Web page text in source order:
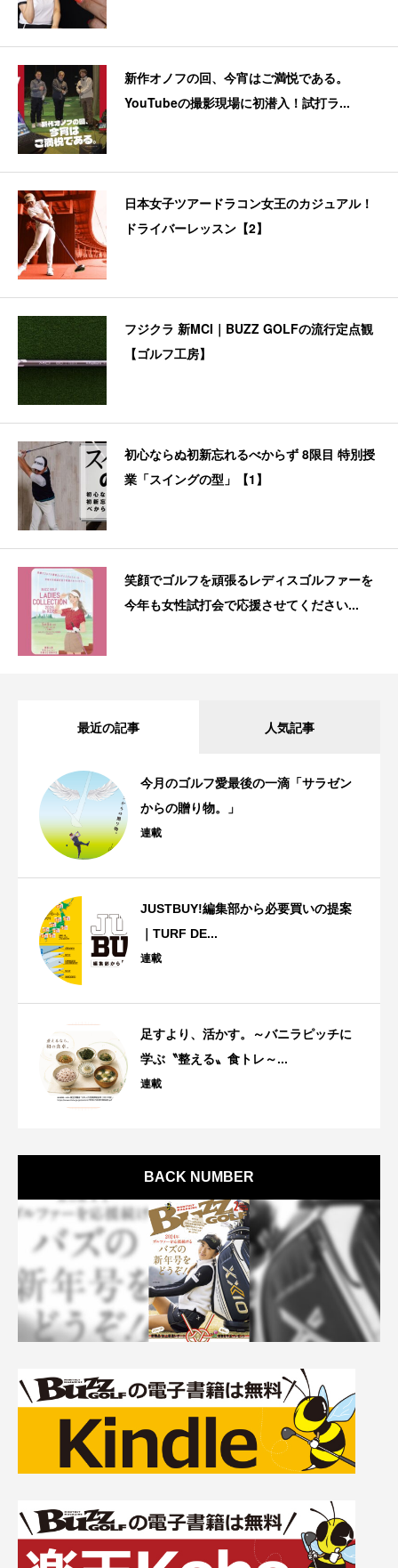
新作オノフの回、今宵はご満悦である。
YouTubeの撮影現場に初潜入！試打ラ...
日本女子ツアードラコン女王のカジュアル！
ドライバーレッスン【2】
フジクラ 新MCI｜BUZZ GOLFの流行定点観
【ゴルフ工房】
初心ならぬ初新忘れるべからず 8限目 特別授
業「スイングの型」【1】
笑顔でゴルフを頑張るレディスゴルファーを
今年も女性試打会で応援させてください...
最近の記事 人気記事
今月のゴルフ愛最後の一滴「サラゼン
からの贈り物。」
連載
JUSTBUY!編集部から必要買いの提案
｜TURF DE...
連載
足すより、活かす。～バニラピッチに
学ぶ〝整える〟食トレ～...
連載
BACK NUMBER